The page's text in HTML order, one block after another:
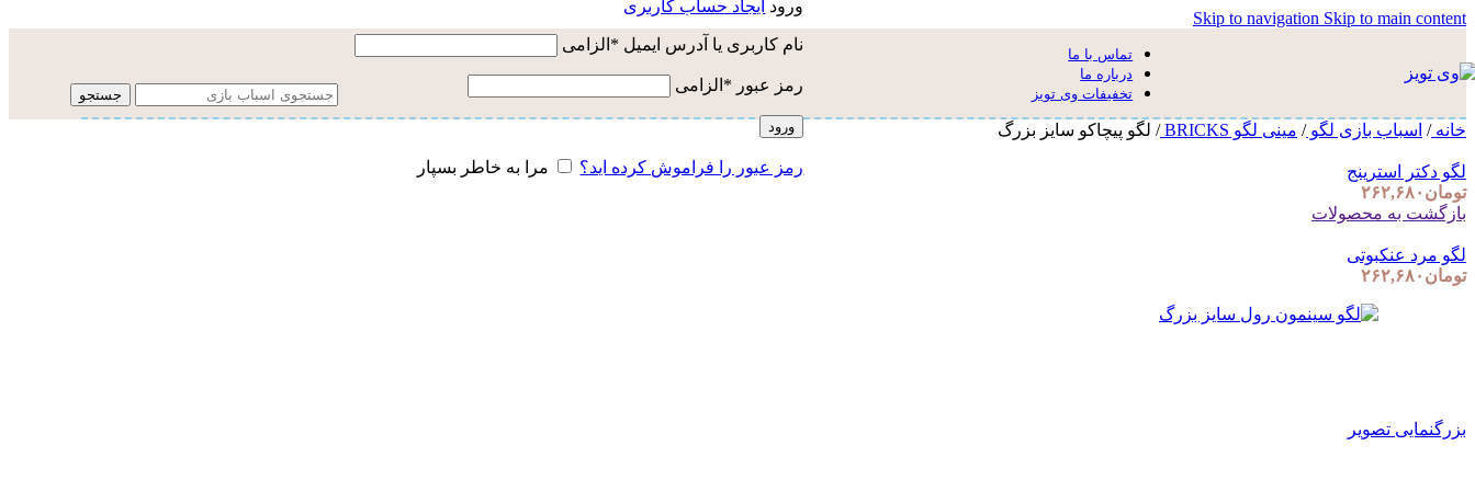
Skip to navigation Skip to main content
تماس با ما
درباره ما
تخفیفات وی تویز
ورود ایجاد حساب کاربری
نام کاربری یا آدرس ایمیل * الزامی
رمز عبور * الزامی
ورود
رمز عبور را فراموش کرده اید؟ مرا به خاطر بسپار
جستجو
خانه/ اسباب بازی لگو/ مینی لگو BRICKS / لگو پیچاکو سایز بزرگ
لگو دکتر استرینج
تومان ۲۶۲,۶۸۰
بازگشت به محصولات
لگو مرد عنکبوتی
تومان ۲۶۲,۶۸۰
بزرگنمایی تصویر